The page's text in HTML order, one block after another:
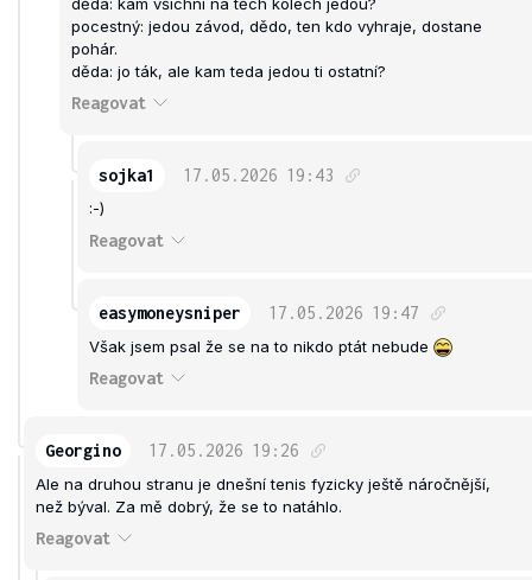
pocestný: jedou závod, dědo, ten kdo vyhraje, dostane
pohár.
děda: jo ták, ale kam teda jedou ti ostatní?
Reagovat
sojka1 17.05.2026 19:43
:-)
Reagovat
easymoneysniper 17.05.2026 19:47
Však jsem psal že se na to nikdo ptát nebude
Reagovat
Georgino 17.05.2026 19:26
Ale na druhou stranu je dnešní tenis fyzicky ještě náročnější,
než býval. Za mě dobrý, že se to natáhlo.
Reagovat